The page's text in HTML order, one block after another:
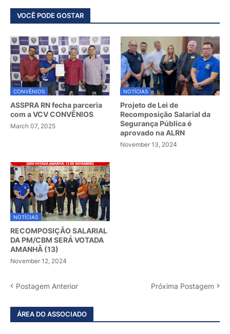
VOCÊ PODE GOSTAR
CONVÊNIOS
ASSPRA RN fecha parceria
com a VCV CONVÊNIOS
March 07, 2025
NOTÍCIAS
Projeto de Lei de
Recomposição Salarial da
Segurança Pública é
aprovado na ALRN
November 13, 2024
NOTÍCIAS
RECOMPOSIÇÃO SALARIAL
DA PM/CBM SERÁ VOTADA
AMANHÃ (13)
November 12, 2024
Postagem Anterior Próxima Postagem
ÁREA DO ASSOCIADO